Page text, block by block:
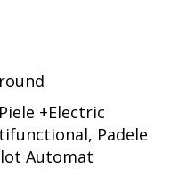
+Electric
Padele
Automat